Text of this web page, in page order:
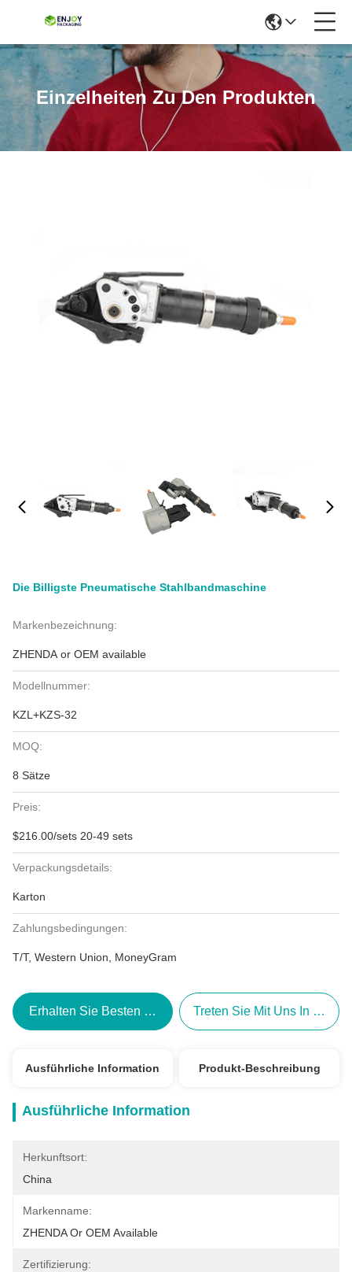
Einzelheiten Zu Den Produkten
Die Billigste Pneumatische Stahlbandmaschine
Markenbezeichnung:
ZHENDA or OEM available
Modellnummer:
KZL+KZS-32
MOQ:
8 Sätze
Preis:
$216.00/sets 20-49 sets
Verpackungsdetails:
Karton
Zahlungsbedingungen:
T/T, Western Union, MoneyGram
Erhalten Sie Besten Preis Treten Sie Mit Uns In
Ausführliche Information Produkt-Beschreibung
Ausführliche Information
Herkunftsort:
China
Markenname:
ZHENDA Or OEM Available
Zertifizierung: